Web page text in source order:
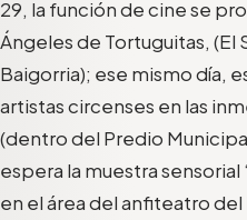
29, la función de cine se
Ángeles de Tortuguitas, (El
Baigorria); ese mismo día,
artistas circenses en las
(dentro del Predio
espera la muestra sensorial
en el área del anfiteatro